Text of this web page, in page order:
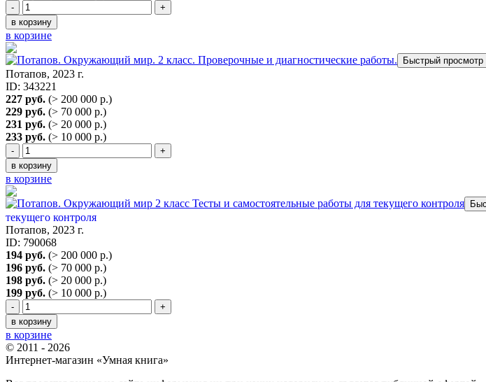
-
+
в корзину
в корзине
Быстрый просмотр
Потапов, 2023 г.
ID: 343221
227 руб. (> 200 000 р.)
229 руб. (> 70 000 р.)
231 руб. (> 20 000 р.)
233 руб. (> 10 000 р.)
-
+
в корзину
в корзине
текущего контроля
Потапов, 2023 г.
ID: 790068
194 руб. (> 200 000 р.)
196 руб. (> 70 000 р.)
198 руб. (> 20 000 р.)
199 руб. (> 10 000 р.)
-
+
в корзину
в корзине
© 2011 - 2026
Интернет-магазин «Умная книга»